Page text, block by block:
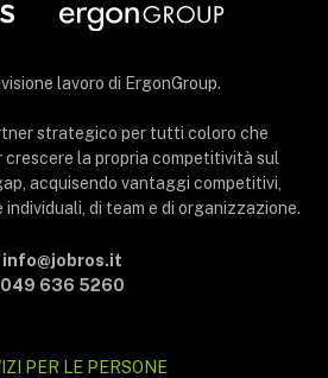
lavoro di ErgonGroup.
strategico per tutti coloro che
crescere la propria competitività sul
acquisendo vantaggi competitivi,
di team e di organizzazione.
info@jobros.it
049 636 5260
PER LE PERSONE